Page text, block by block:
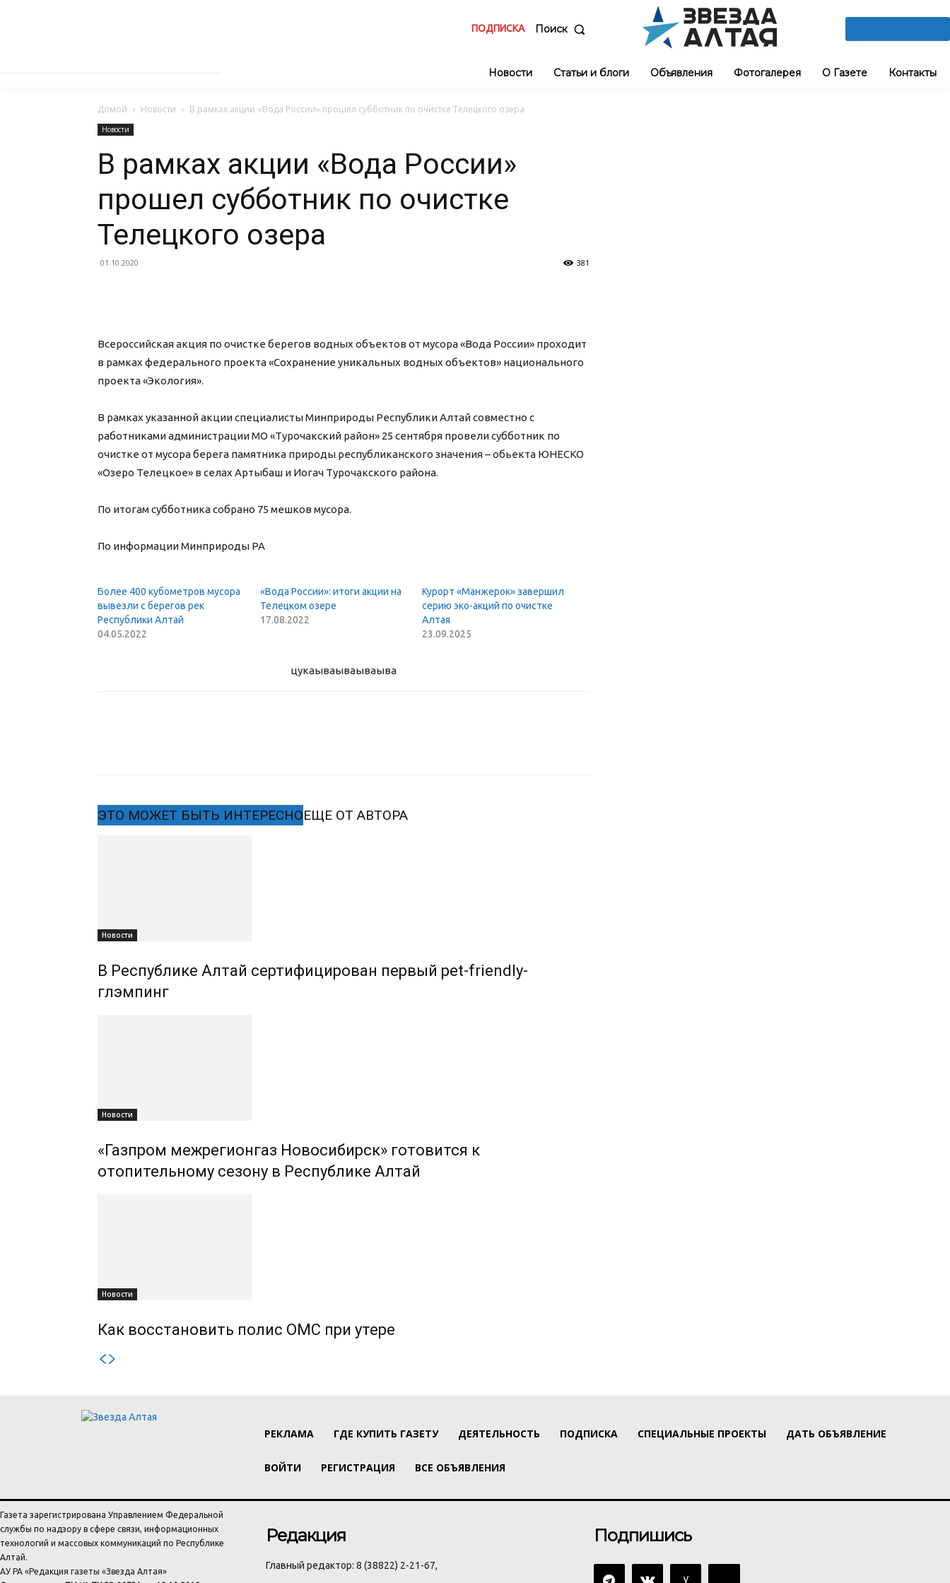
ПОДПИСКА Поиск
Новости Статьи и блоги Объявления Фотогалерея О Газете Контакты
Домой Новости В рамках акции «Вода России» прошел субботник по очистке Телецкого озера
Новости
В рамках акции «Вода России»
прошел субботник по очистке
Телецкого озера
01.10.2020 381
Всероссийская акция по очистке берегов водных объектов от мусора «Вода России» проходит
в рамках федерального проекта «Сохранение уникальных водных объектов» национального
проекта «Экология».
В рамках указанной акции специалисты Минприроды Республики Алтай совместно с
работниками администрации МО «Турочакский район» 25 сентября провели субботник по
очистке от мусора берега памятника природы республиканского значения – обьекта ЮНЕСКО
«Озеро Телецкое» в селах Артыбаш и Иогач Турочакского района.
По итогам субботника собрано 75 мешков мусора.
По информации Минприроды РА
Более 400 кубометров мусора
вывезли с берегов рек
Республики Алтай
04.05.2022
«Вода России»: итоги акции на
Телецком озере
17.08.2022
Курорт «Манжерок» завершил
серию эко-акций по очистке
Алтая
23.09.2025
цукаываываываыва
ЭТО МОЖЕТ БЫТЬ ИНТЕРЕСНОЕЩЕ ОТ АВТОРА
Новости
В Республике Алтай сертифицирован первый pet-friendly-
глэмпинг
Новости
«Газпром межрегионгаз Новосибирск» готовится к
отопительному сезону в Республике Алтай
Новости
Как восстановить полис ОМС при утере
РЕКЛАМА ГДЕ КУПИТЬ ГАЗЕТУ ДЕЯТЕЛЬНОСТЬ ПОДПИСКА СПЕЦИАЛЬНЫЕ ПРОЕКТЫ ДАТЬ ОБЪЯВЛЕНИЕ
ВОЙТИ РЕГИСТРАЦИЯ ВСЕ ОБЪЯВЛЕНИЯ
Газета зарегистрирована Управлением Федеральной
службы по надзору в сфере связи, информационных
технологий и массовых коммуникаций по Республике
Алтай.
АУ РА «Редакция газеты «Звезда Алтая»
Редакция
Главный редактор: 8 (38822) 2-21-67,
Подпишись